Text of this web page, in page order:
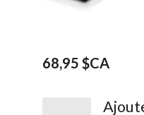
68,95 $CA